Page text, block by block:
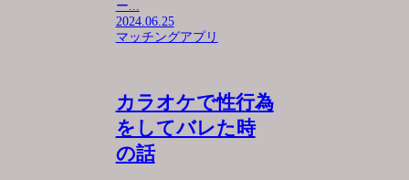
ー...
2024.06.25
マッチングアプリ
カラオケで性行為
をしてバレた時
の話